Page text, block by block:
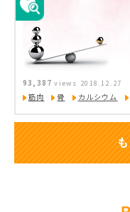
93,387 views 2018.12.27
筋肉 骨 カルシウム